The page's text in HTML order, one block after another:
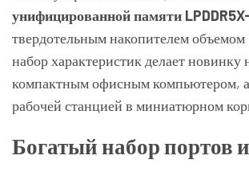
унифицированной памяти
твердотельным накопителем объемом
набор характеристик делает новинку
компактным офисным компьютером,
рабочей станцией в миниатюрном
Богатый набор портов